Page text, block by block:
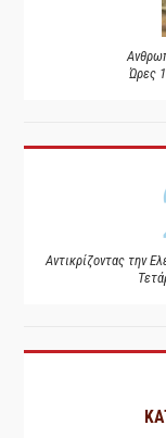
Ώρες
Αντικρίζοντας την